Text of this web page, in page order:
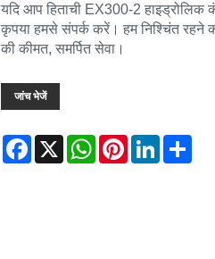
यदि आप हिताची EX300-2
कृपया हमसे संपर्क करें। हम निश्चिंत रहने
की कीमत, समर्पित सेवा।
जांच भेजें
Facebook
X WhatsAppPinterestLinkedIn